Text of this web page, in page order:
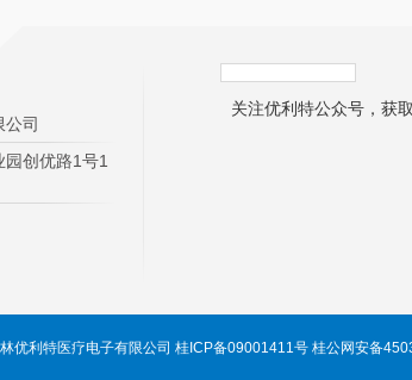
司
创优路1号1
关注优利特公众号，获
优利特医疗电子有限公司 桂ICP备09001411号 桂公网安备